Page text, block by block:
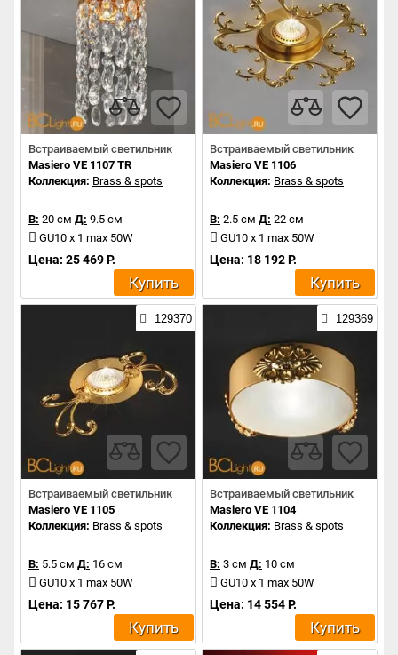
Встраиваемый светильник
Masiero VE 1107 TR
Коллекция: Brass & spots
В: 20 см Д: 9.5 см
GU10 x 1 max 50W
Цена: 25 469 Р.
Купить
Встраиваемый светильник
Masiero VE 1106
Коллекция: Brass & spots
В: 2.5 см Д: 22 см
GU10 x 1 max 50W
Цена: 18 192 Р.
Купить
129370
Встраиваемый светильник
Masiero VE 1105
Коллекция: Brass & spots
В: 5.5 см Д: 16 см
GU10 x 1 max 50W
Цена: 15 767 Р.
Купить
129369
Встраиваемый светильник
Masiero VE 1104
Коллекция: Brass & spots
В: 3 см Д: 10 см
GU10 x 1 max 50W
Цена: 14 554 Р.
Купить